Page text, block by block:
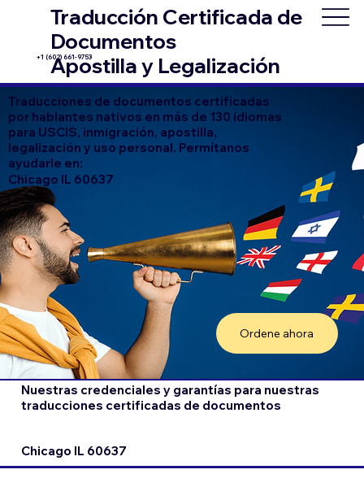
Traducción Certificada de
Documentos
Apostilla y Legalización
+1 (602) 661-9753
Traducciones de documentos certificadas
por hablantes nativos en más de 130 idiomas
para USCIS, inmigración, apostilla,
legalización y uso personal. Permítanos
ayudarle en:
Chicago IL 60637
Ordene ahora
Nuestras credenciales y garantías para nuestras
traducciones certificadas de documentos
Chicago IL 60637